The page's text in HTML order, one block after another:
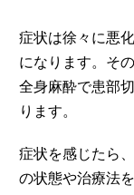
症状は徐々に悪
になります。そ
全身麻酔で患部
ります。
症状を感じたら
の状態や治療法